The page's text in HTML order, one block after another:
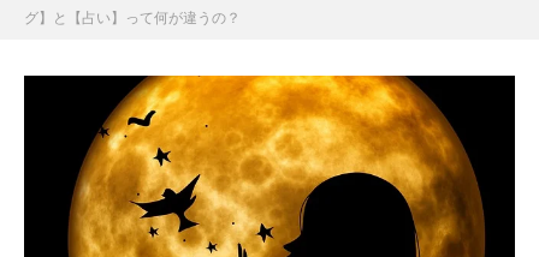
グ】と【占い】って何が違うの？